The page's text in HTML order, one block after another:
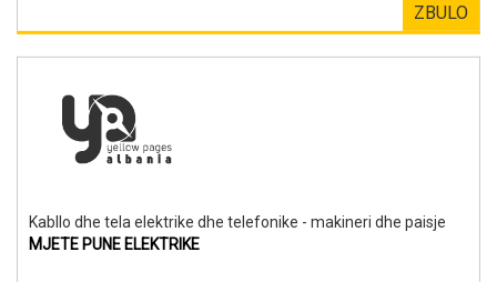
ZBULO
Kabllo dhe tela elektrike dhe telefonike - makineri dhe paisje
MJETE PUNE ELEKTRIKE